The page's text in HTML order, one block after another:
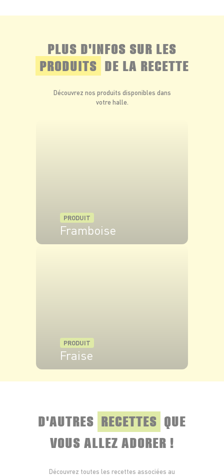
PLUS D'INFOS SUR LES
PRODUITS DE LA RECETTE
Découvrez nos produits disponibles dans
votre halle.
PRODUIT
Framboise
PRODUIT
Fraise
D'AUTRES RECETTES QUE
VOUS ALLEZ ADORER !
Découvrez toutes les recettes associées au